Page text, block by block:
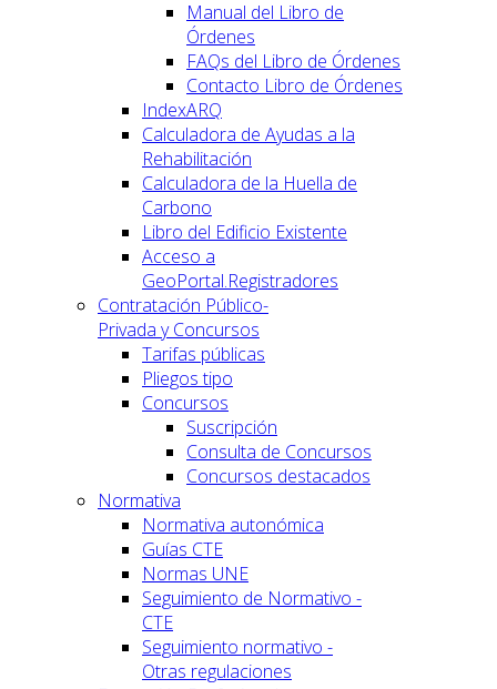
Manual del Libro de
Órdenes
FAQs del Libro de Órdenes
Contacto Libro de Órdenes
IndexARQ
Calculadora de Ayudas a la
Rehabilitación
Calculadora de la Huella de
Carbono
Libro del Edificio Existente
Acceso a
GeoPortal.Registradores
Contratación Público-
Privada y Concursos
Tarifas públicas
Pliegos tipo
Concursos
Suscripción
Consulta de Concursos
Concursos destacados
Normativa
Normativa autonómica
Guías CTE
Normas UNE
Seguimiento de Normativo -
CTE
Seguimiento normativo -
Otras regulaciones